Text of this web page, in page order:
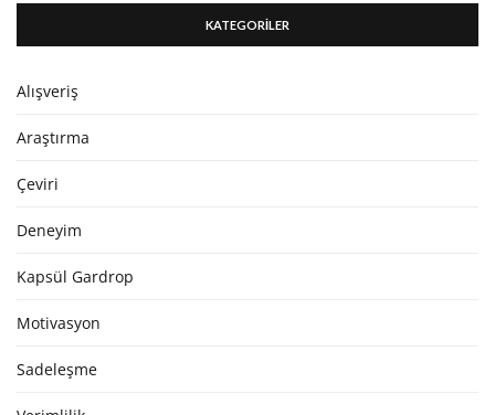
KATEGORİLER
Alışveriş
Araştırma
Çeviri
Deneyim
Kapsül Gardrop
Motivasyon
Sadeleşme